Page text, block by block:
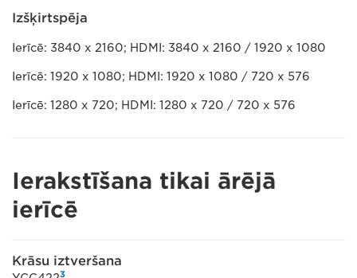
Izšķirtspēja
Ierīcē: 3840 x 2160; HDMI: 3840 x 2160 / 1920 x 1080
Ierīcē: 1920 x 1080; HDMI: 1920 x 1080 / 720 x 576
Ierīcē: 1280 x 720; HDMI: 1280 x 720 / 720 x 576
Ierakstīšana tikai ārējā
ierīcē
Krāsu iztveršana
3